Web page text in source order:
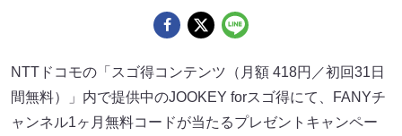
NTTドコモの「スゴ得コンテンツ（月額 418円／初回31日
間無料）」内で提供中のJOOKEY forスゴ得にて、FANYチ
ャンネル1ヶ月無料コードが当たるプレゼントキャンペー